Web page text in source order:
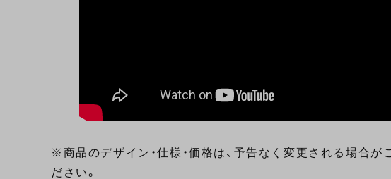
※商品のデザイン・仕様・価格は、予告なく変更される場合が
ださい。